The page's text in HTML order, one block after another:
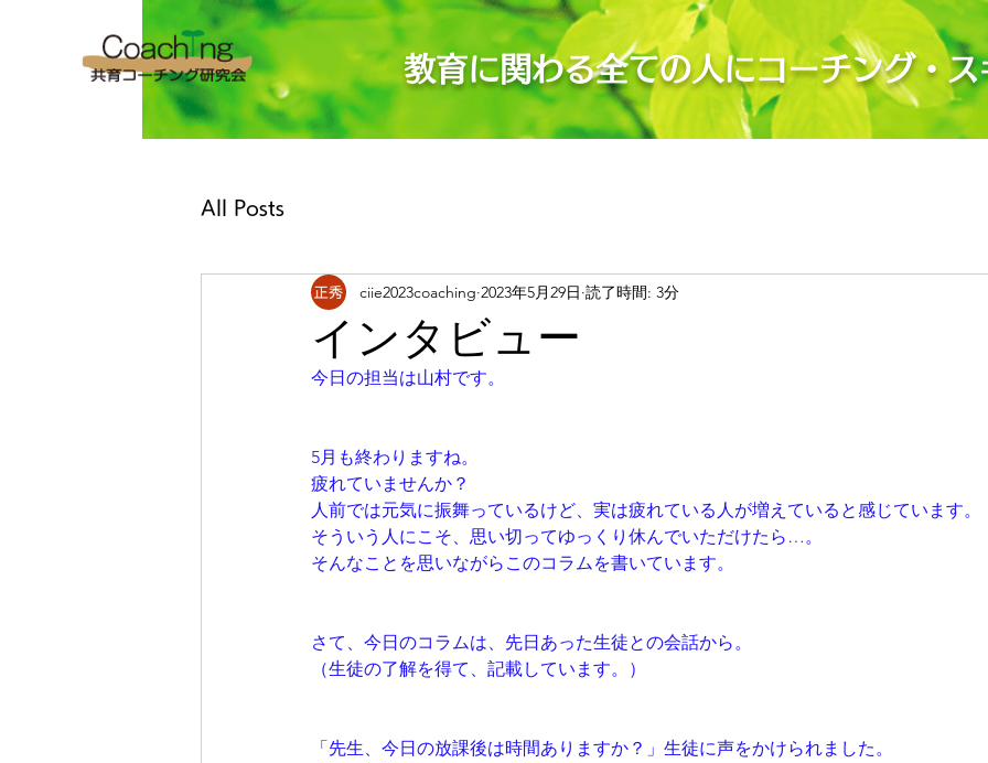
教育に関わる全ての人にコーチング・ス
All Posts
インタビュー
ciie2023coaching 2023年5月29日 読了時間: 3分
今日の担当は山村です。
5月も終わりますね。
疲れていませんか？
人前では元気に振舞っているけど、実は疲れている人が増えていると感じています。
そういう人にこそ、思い切ってゆっくり休んでいただけたら…。
そんなことを思いながらこのコラムを書いています。
さて、今日のコラムは、先日あった生徒との会話から。
（生徒の了解を得て、記載しています。）
「先生、今日の放課後は時間ありますか？」生徒に声をかけられました。